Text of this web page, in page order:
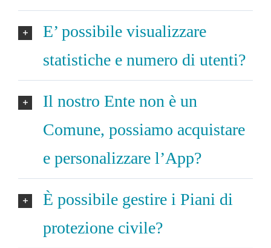
E’ possibile visualizzare
statistiche e numero di utenti?
Il nostro Ente non è un
Comune, possiamo acquistare
e personalizzare l’App?
È possibile gestire i Piani di
protezione civile?